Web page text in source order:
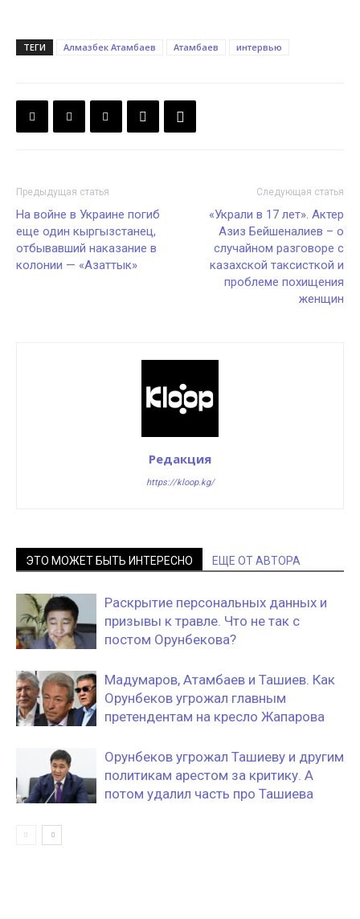
ТЕГИ Алмазбек Атамбаев Атамбаев интервью
Предыдущая статья
На войне в Украине погиб
еще один кыргызстанец,
отбывавший наказание в
колонии — «Азаттык»
Следующая статья
«Украли в 17 лет». Актер
Азиз Бейшеналиев – о
случайном разговоре с
казахской таксисткой и
проблеме похищения
женщин
Редакция
https://kloop.kg/
ЭТО МОЖЕТ БЫТЬ ИНТЕРЕСНО ЕЩЕ ОТ АВТОРА
Раскрытие персональных данных и
призывы к травле. Что не так с
постом Орунбекова?
Мадумаров, Атамбаев и Ташиев. Как
Орунбеков угрожал главным
претендентам на кресло Жапарова
Орунбеков угрожал Ташиеву и другим
политикам арестом за критику. А
потом удалил часть про Ташиева